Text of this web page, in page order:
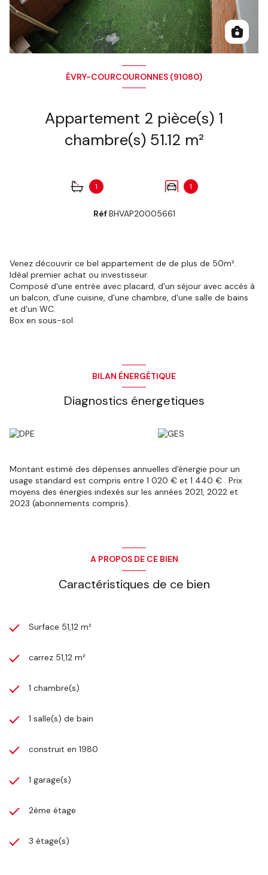
ÉVRY-COURCOURONNES (91080)
Appartement 2 pièce(s) 1
chambre(s) 51.12 m²
1 1
RéfBHVAP20005661
Venez découvrir ce bel appartement de de plus de 50m².
Idéal premier achat ou investisseur.
Composé d'une entrée avec placard, d'un séjour avec accés à
un balcon, d'une cuisine, d'une chambre, d'une salle de bains
et d'un WC.
Box en sous-sol.
BILAN ÉNERGÉTIQUE
Diagnostics énergetiques
Montant estimé des dépenses annuelles d'énergie pour un
usage standard est compris entre 1 020 € et 1 440 € . Prix
moyens des énergies indexés sur les années 2021, 2022 et
2023 (abonnements compris).
A PROPOS DE CE BIEN
Caractéristiques de ce bien
Surface 51,12 m²
carrez 51,12 m²
1 chambre(s)
1 salle(s) de bain
construit en 1980
1 garage(s)
2ème étage
3 étage(s)